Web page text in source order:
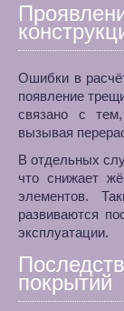
Ошибки в
появление
связано с
вызывая
В отдельных
что снижает
элементов.
развиваются
эксплуатации.
покрытий